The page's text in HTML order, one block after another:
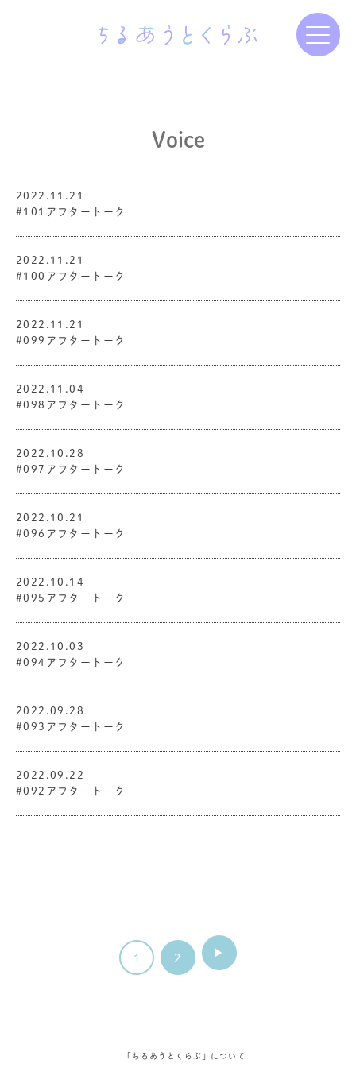
Voice
2022.11.21
#101アフタートーク
2022.11.21
#100アフタートーク
2022.11.21
#099アフタートーク
2022.11.04
#098アフタートーク
2022.10.28
#097アフタートーク
2022.10.21
#096アフタートーク
2022.10.14
#095アフタートーク
2022.10.03
#094アフタートーク
2022.09.28
#093アフタートーク
2022.09.22
#092アフタートーク
1 2
「ちるあうとくらぶ」について